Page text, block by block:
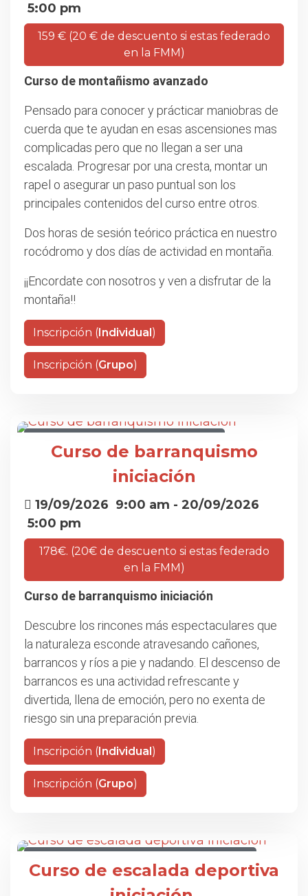
5:00 pm
159 € (20 € de descuento si estas federado
en la FMM)
Curso de montañismo avanzado
Pensado para conocer y prácticar maniobras de
cuerda que te ayudan en esas ascensiones mas
complicadas pero que no llegan a ser una
escalada. Progresar por una cresta, montar un
rapel o asegurar un paso puntual son los
principales contenidos del curso entre otros.
Dos horas de sesión teórico práctica en nuestro
rocódromo y dos días de actividad en montaña.
¡¡Encordate con nosotros y ven a disfrutar de la
montaña!!
Inscripción (Individual)
Inscripción (Grupo)
Curso de barranquismo
iniciación
19/09/2026 9:00 am - 20/09/2026
5:00 pm
178€. (20€ de descuento si estas federado
en la FMM)
Curso de barranquismo iniciación
Descubre los rincones más espectaculares que
la naturaleza esconde atravesando cañones,
barrancos y ríos a pie y nadando. El descenso de
barrancos es una actividad refrescante y
divertida, llena de emoción, pero no exenta de
riesgo sin una preparación previa.
Inscripción (Individual)
Inscripción (Grupo)
Curso de escalada deportiva